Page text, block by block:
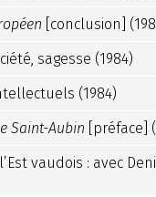
[conclusion]
sagesse (1984)
(1984)
Saint-Aubin [préface]
vaudois : avec